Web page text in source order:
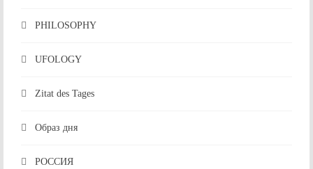
PHILOSOPHY
UFOLOGY
Zitat des Tages
Образ дня
РОССИЯ